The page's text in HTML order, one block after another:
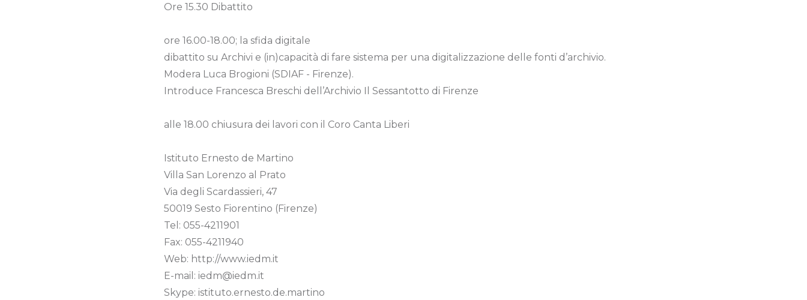
Ore 15.30 Dibattito
ore 16.00-18.00; la sfida digitale
dibattito su Archivi e (in)capacità di fare sistema per una digitalizzazione delle fonti d’archivio.
Modera Luca Brogioni (SDIAF - Firenze).
Introduce Francesca Breschi dell’Archivio Il Sessantotto di Firenze
alle 18.00 chiusura dei lavori con il Coro Canta Liberi
Istituto Ernesto de Martino
Villa San Lorenzo al Prato
Via degli Scardassieri, 47
50019 Sesto Fiorentino (Firenze)
Tel: 055-4211901
Fax: 055-4211940
Web: http://www.iedm.it
E-mail: iedm@iedm.it
Skype: istituto.ernesto.de.martino